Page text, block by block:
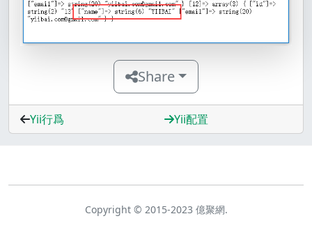
Share
Yii行爲 Yii配置
Copyright © 2015-2023 億聚網.